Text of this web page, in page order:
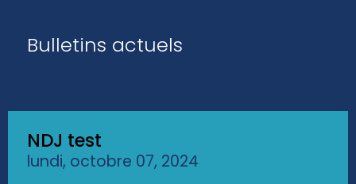
Bulletins actuels
NDJ test
lundi, octobre 07, 2024